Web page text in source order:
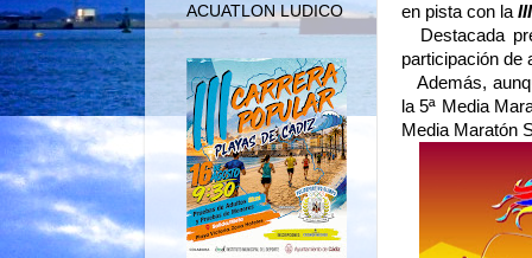
en pista con la
Destacada
participación de
Además,
la 5ª Media
Media Maratón
ACUATLON LUDICO